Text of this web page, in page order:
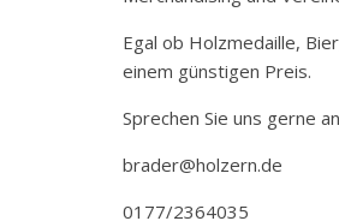
Egal ob Holzmedaille,
einem günstigen Preis.
Sprechen Sie uns gerne
brader@holzern.de
0177/2364035